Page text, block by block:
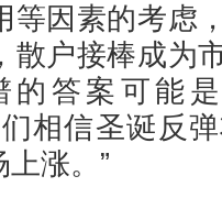
等因素的考虑
散户接棒成为
答案可能
相信圣诞反
涨。”